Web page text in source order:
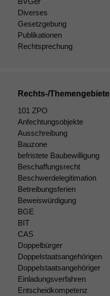
Diverses
Gesetzgebung
Publikationen
Rechtsprechung
Rechts-/Themengebiete
101 ZPO
Anfechtungsobjekte
Ausschreibung
Bauzone
befristete Baubewilligung
Beschaffungsrecht
Beschwerdelegitimation
Betreibungsferien
Beweiswürdigung
BGE
BIT
CAS
Doppelbürger
Doppelstaatsangehörigen
Doppelstaatsangehöriger
Einladungsverfahren
Entscheidkompetenz